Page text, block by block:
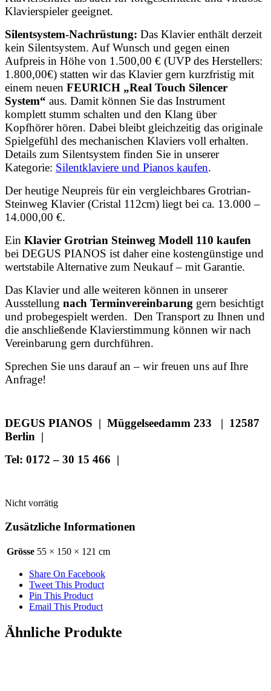
Klavierspieler geeignet.
Silentsystem-Nachrüstung: Das Klavier enthält derzeit
kein Silentsystem. Auf Wunsch und gegen einen
Aufpreis in Höhe von 1.500,00 € (UVP des Herstellers:
1.800,00€) statten wir das Klavier gern kurzfristig mit
einem neuen FEURICH „Real Touch Silencer
System“ aus. Damit können Sie das Instrument
komplett stumm schalten und den Klang über
Kopfhörer hören. Dabei bleibt gleichzeitig das originale
Spielgefühl des mechanischen Klaviers voll erhalten.
Details zum Silentsystem finden Sie in unserer
Kategorie: Silentklaviere und Pianos kaufen.
Der heutige Neupreis für ein vergleichbares Grotrian-
Steinweg Klavier (Cristal 112cm) liegt bei ca. 13.000 –
14.000,00 €.
Ein Klavier Grotrian Steinweg Modell 110 kaufen
bei DEGUS PIANOS ist daher eine kostengünstige und
wertstabile Alternative zum Neukauf – mit Garantie.
Das Klavier und alle weiteren können in unserer
Ausstellung nach Terminvereinbarung gern besichtigt
und probegespielt werden. Den Transport zu Ihnen und
die anschließende Klavierstimmung können wir nach
Vereinbarung gern durchführen.
Sprechen Sie uns darauf an – wir freuen uns auf Ihre
Anfrage!
DEGUS PIANOS | Müggelseedamm 233 | 12587
Berlin |
Tel: 0172 – 30 15 466 |
Nicht vorrätig
Zusätzliche Informationen
Grösse 55 × 150 × 121 cm
Share On Facebook
Tweet This Product
Pin This Product
Email This Product
Ähnliche Produkte